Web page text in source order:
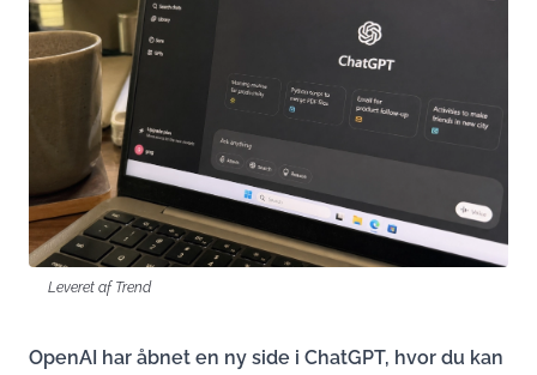
Leveret af Trend
OpenAI har åbnet en ny side i ChatGPT, hvor du kan